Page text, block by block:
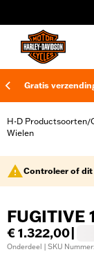
Gratis
H-D Productsoorten/
Wielen
Controleer of dit
FUGITIVE
€ 1.322,00
Onderdeel | SKU